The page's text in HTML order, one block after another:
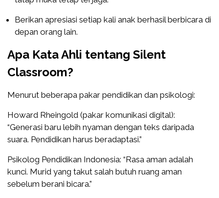
Berikan apresiasi setiap kali anak berhasil berbicara di
depan orang lain.
Apa Kata Ahli tentang Silent
Classroom?
Menurut beberapa pakar pendidikan dan psikologi:
Howard Rheingold (pakar komunikasi digital):
“Generasi baru lebih nyaman dengan teks daripada
suara. Pendidikan harus beradaptasi.”
Psikolog Pendidikan Indonesia: “Rasa aman adalah
kunci. Murid yang takut salah butuh ruang aman
sebelum berani bicara.”